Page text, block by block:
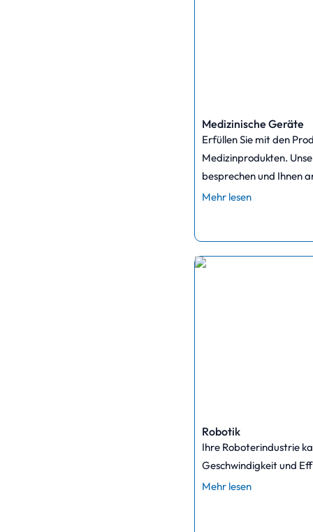
Medizinische Geräte
Erfüllen Sie mit den
Medizinprodukten.
besprechen und Ihnen
Mehr lesen
Robotik
Ihre Roboterindustrie
Geschwindigkeit und
Mehr lesen